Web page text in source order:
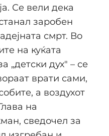
Се вели дека
заробен
смрт. Во
на куќата
„детски дух" – се
врати сами,
а воздухот
на
сведочел за